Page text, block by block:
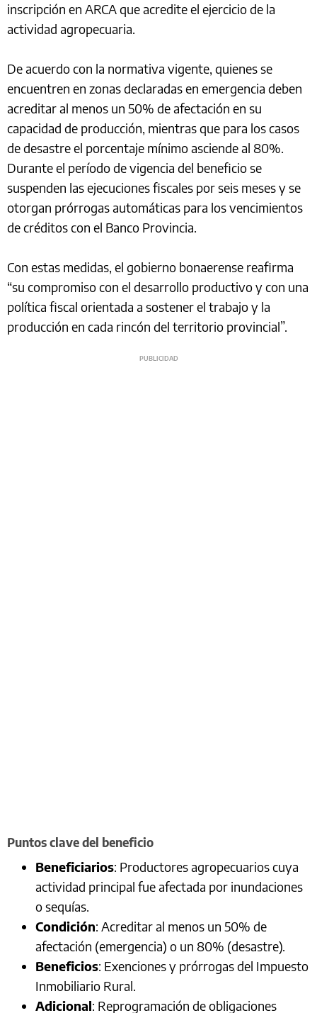
inscripción en ARCA que acredite el ejercicio de la
actividad agropecuaria.
De acuerdo con la normativa vigente, quienes se
encuentren en zonas declaradas en emergencia deben
acreditar al menos un 50% de afectación en su
capacidad de producción, mientras que para los casos
de desastre el porcentaje mínimo asciende al 80%.
Durante el período de vigencia del beneficio se
suspenden las ejecuciones fiscales por seis meses y se
otorgan prórrogas automáticas para los vencimientos
de créditos con el Banco Provincia.
Con estas medidas, el gobierno bonaerense reafirma
“su compromiso con el desarrollo productivo y con una
política fiscal orientada a sostener el trabajo y la
producción en cada rincón del territorio provincial”.
Puntos clave del beneficio
Beneficiarios: Productores agropecuarios cuya
actividad principal fue afectada por inundaciones
o sequías.
Condición: Acreditar al menos un 50% de
afectación (emergencia) o un 80% (desastre).
Beneficios: Exenciones y prórrogas del Impuesto
Inmobiliario Rural.
Adicional: Reprogramación de obligaciones